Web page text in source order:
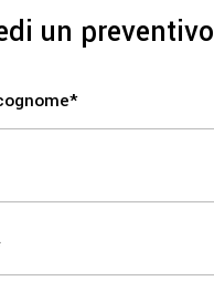
un preventivo